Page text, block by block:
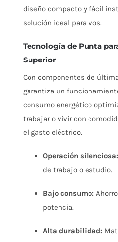
120
cm)
Luz
cálida
cantidad
diseño compacto y fácil
solución ideal para vos.
Tecnología de Punta
Superior
Con componentes de
garantiza un
consumo energético
trabajar o vivir con
el gasto eléctrico.
Operación silenciosa:
de trabajo o estudio.
Bajo consumo:
potencia.
Alta durabilidad: